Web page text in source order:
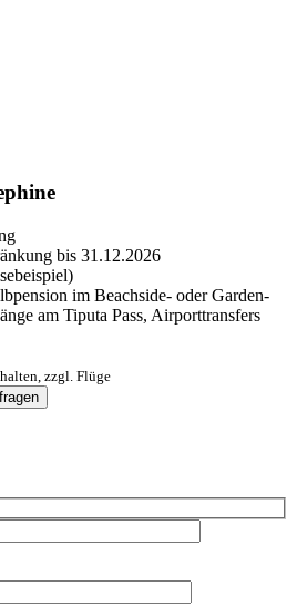
bis 31.12.2026
im Beachside- oder Garden-
am Tiputa Pass, Airporttransfers
zzgl. Flüge